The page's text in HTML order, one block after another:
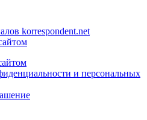
korrespondent.net
и персональных